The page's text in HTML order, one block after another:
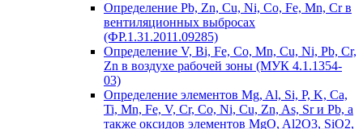
Определение Pb, Zn, Cu, Ni, Co, Fe, Mn, Cr в
вентиляционных выбросах
(ФР.1.31.2011.09285)
Определение V, Bi, Fe, Co, Mn, Cu, Ni, Pb, Cr,
Zn в воздухе рабочей зоны (МУК 4.1.1354-
03)
Определение элементов Mg, Al, Si, P, K, Ca,
Ti, Mn, Fe, V, Cr, Co, Ni, Cu, Zn, As, Sr и Pb, а
также оксидов элементов MgO, Al2O3, SiO2,